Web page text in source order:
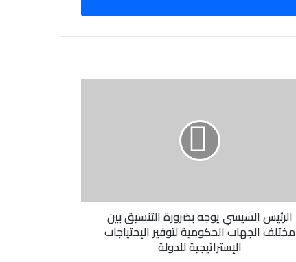
الرئيس السيسي يوجه بضرورة التنسيق بين
مختلف الجهات الحكومية لتوفير الإحتياجات
الإستراتيجية للدولة